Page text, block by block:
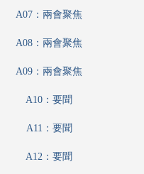
A07：兩會聚焦
A08：兩會聚焦
A09：兩會聚焦
A10：要聞
A11：要聞
A12：要聞